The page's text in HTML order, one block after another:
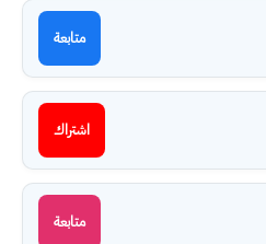
متابعة
اشتراك
متابعة